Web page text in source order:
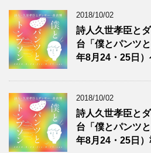
2018/10/02
詩人久世孝臣と
台「僕とパンツ
年8月24・25日
2018/10/02
詩人久世孝臣と
台「僕とパンツ
年8月24・25日